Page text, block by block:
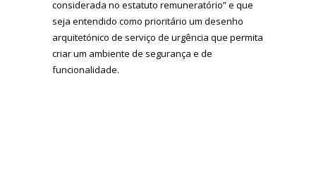
considerada no estatuto remuneratório” e que
seja entendido como prioritário um desenho
arquitetónico de serviço de urgência que permita
criar um ambiente de segurança e de
funcionalidade.